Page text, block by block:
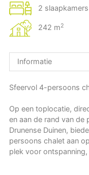
2 slaapkamers
242 m2
Informatie
Sfeervol 4-persoons
Op een toplocatie,
en aan de rand van de
Drunense Duinen,
persoons chalet aan
plek voor